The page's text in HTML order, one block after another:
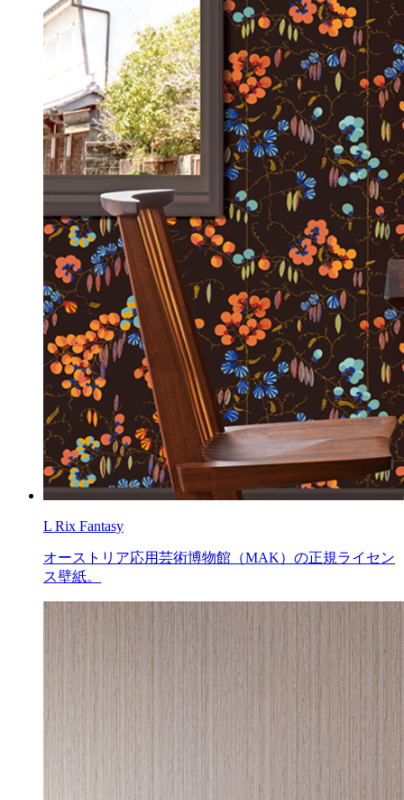
L Rix Fantasy
オーストリア応用芸術博物館（MAK）の正規ライセン
ス壁紙。